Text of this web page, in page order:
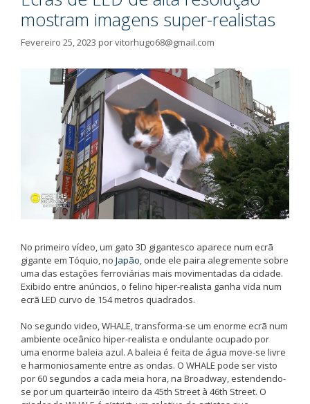
mostram imagens super-realistas
Fevereiro 25, 2023 porvitorhugo68@gmail.com
No primeiro vídeo, um gato 3D gigantesco aparece num ecrã
gigante em Tóquio, no Japão, onde ele paira alegremente sobre
uma das estações ferroviárias mais movimentadas da cidade.
Exibido entre anúncios, o felino hiper-realista ganha vida num
ecrã LED curvo de 154 metros quadrados.
No segundo video, WHALE, transforma-se um enorme ecrã num
ambiente oceânico hiper-realista e ondulante ocupado por
uma enorme baleia azul. A baleia é feita de água move-se livre
e harmoniosamente entre as ondas. O WHALE pode ser visto
por 60 segundos a cada meia hora, na Broadway, estendendo-
se por um quarteirão inteiro da 45th Street à 46th Street. O